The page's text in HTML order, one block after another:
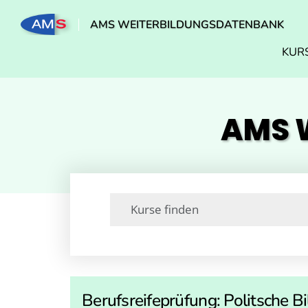
AMS WEITERBILDUNGSDATENBANK
AMS
Berufsreifeprüfung: Politsche